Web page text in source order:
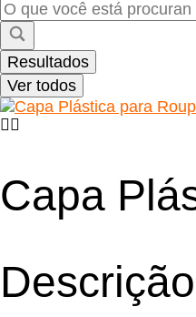
Pesquisar
...
Resultados
Ver todos
Capa
Descrição